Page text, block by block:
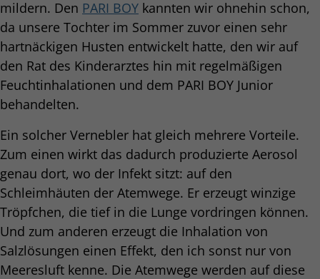
mildern. Den PARI BOY kannten wir ohnehin schon,
da unsere Tochter im Sommer zuvor einen sehr
hartnäckigen Husten entwickelt hatte, den wir auf
den Rat des Kinderarztes hin mit regelmäßigen
Feuchtinhalationen und dem PARI BOY Junior
behandelten.
Ein solcher Vernebler hat gleich mehrere Vorteile.
Zum einen wirkt das dadurch produzierte Aerosol
genau dort, wo der Infekt sitzt: auf den
Schleimhäuten der Atemwege. Er erzeugt winzige
Tröpfchen, die tief in die Lunge vordringen können.
Und zum anderen erzeugt die Inhalation von
Salzlösungen einen Effekt, den ich sonst nur von
Meeresluft kenne. Die Atemwege werden auf diese